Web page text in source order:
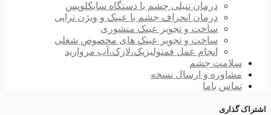
درمان تنبلی چشم با دستگاه سایکلوپس
درمان انحراف چشم با عینک و ویژن تراپی
ساخت و تجویز عینک منشوری
ساخت و تجویز عینک های مخصوص شغلی
انجام عمل فمتولیزیک،لازک،آب مروارید
سلامت چشم
مشاوره و ارسال نسخه
تماس باما
اشتراک گذاری